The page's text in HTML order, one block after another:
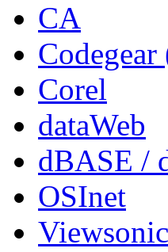
CA
Corel
dataWeb
dBASE /
OSInet
Viewsonic